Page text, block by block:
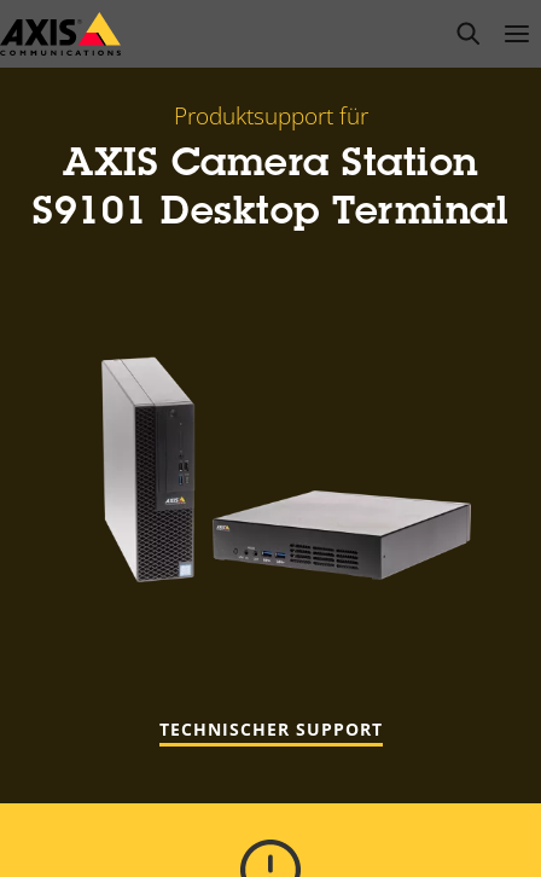
Zum
Hauptinhalt
open
Produktsupport für
AXIS Camera Station
S9101 Desktop Terminal
TECHNISCHER SUPPORT